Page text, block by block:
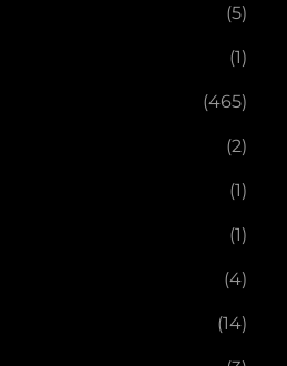
(5)
(1)
(465)
(2)
(1)
(1)
(4)
(14)